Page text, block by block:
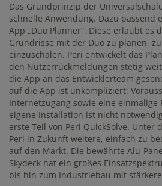
Das Grundprinzip der
schnelle Anwendung. Dazu passend
App „Duo Planner“. Diese erlaubt es
Grundrisse mit der Duo zu planen,
einzuschalen. Peri entwickelt das
den Nutzerrückmeldungen stetig
die App an das Entwicklerteam
auf die App ist unkompliziert:
Internetzugang sowie eine einmalige
eigene Installation ist nicht
erste Teil von Peri QuickSolve. Unter
Peri in Zukunft weitere, einfach zu
auf den Markt. Die bewährte Alu-
Skydeck hat ein großes
bis hin zum Industriebau mit